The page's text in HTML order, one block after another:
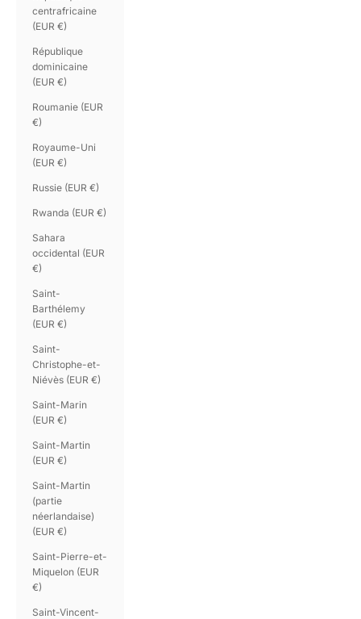
centrafricaine
(EUR €)
République
dominicaine
(EUR €)
Roumanie (EUR
€)
Royaume-Uni
(EUR €)
Russie (EUR €)
Rwanda (EUR €)
Sahara
occidental (EUR
€)
Saint-
Barthélemy
(EUR €)
Saint-
Christophe-et-
Niévès (EUR €)
Saint-Marin
(EUR €)
Saint-Martin
(EUR €)
Saint-Martin
(partie
néerlandaise)
(EUR €)
Saint-Pierre-et-
Miquelon (EUR
€)
Saint-Vincent-